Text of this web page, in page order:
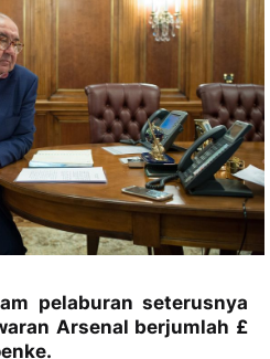
pelaburan seterusnya
Arsenal berjumlah £